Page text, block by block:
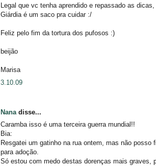
Legal que vc tenha aprendido e repassado as dicas,
Giárdia é um saco pra cuidar :/
Feliz pelo fim da tortura dos pufosos :)
beijão
Marisa
3.10.09
Nana disse...
Caramba isso é uma terceira guerra mundial!!
Bia:
Resgatei um gatinho na rua ontem, mas não
para adoção.
Só estou com medo destas dorenças mais graves,